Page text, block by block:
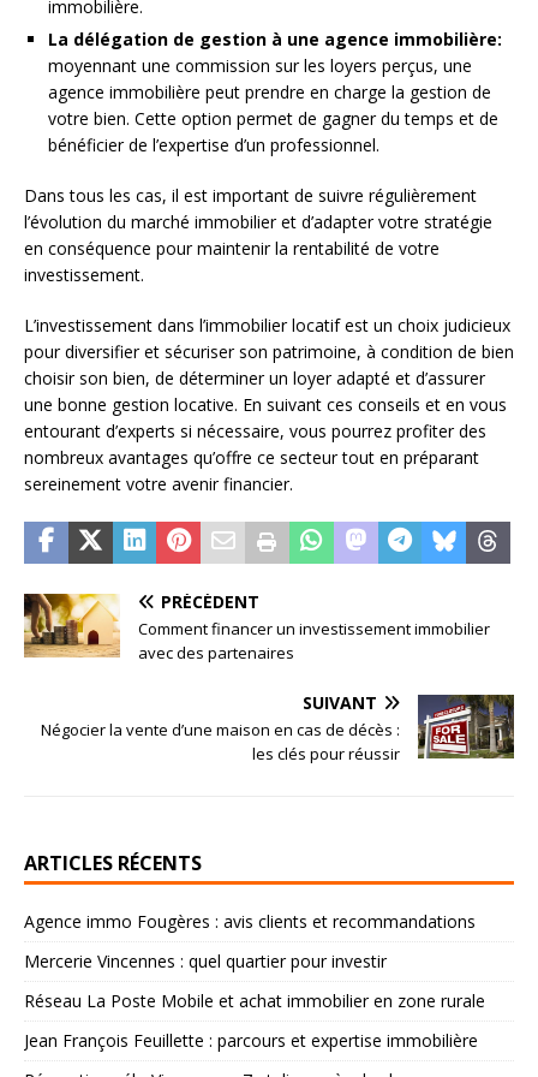
immobilière.
La délégation de gestion à une agence immobilière:
moyennant une commission sur les loyers perçus, une
agence immobilière peut prendre en charge la gestion de
votre bien. Cette option permet de gagner du temps et de
bénéficier de l’expertise d’un professionnel.
Dans tous les cas, il est important de suivre régulièrement
l’évolution du marché immobilier et d’adapter votre stratégie
en conséquence pour maintenir la rentabilité de votre
investissement.
L’investissement dans l’immobilier locatif est un choix judicieux
pour diversifier et sécuriser son patrimoine, à condition de bien
choisir son bien, de déterminer un loyer adapté et d’assurer
une bonne gestion locative. En suivant ces conseils et en vous
entourant d’experts si nécessaire, vous pourrez profiter des
nombreux avantages qu’offre ce secteur tout en préparant
sereinement votre avenir financier.
PRÉCÉDENT
Comment financer un investissement immobilier
avec des partenaires
SUIVANT
Négocier la vente d’une maison en cas de décès :
les clés pour réussir
ARTICLES RÉCENTS
Agence immo Fougères : avis clients et recommandations
Mercerie Vincennes : quel quartier pour investir
Réseau La Poste Mobile et achat immobilier en zone rurale
Jean François Feuillette : parcours et expertise immobilière